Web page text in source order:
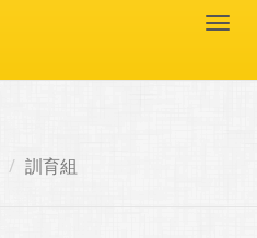
訓育組